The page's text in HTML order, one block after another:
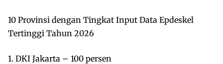
10 Provinsi dengan Tingkat Input Data Epdeskel
Tertinggi Tahun 2026
1. DKI Jakarta – 100 persen